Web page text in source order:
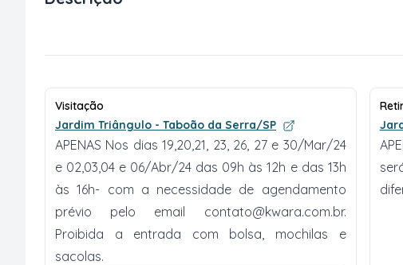
Visitação
Jardim Triângulo - Taboão da Serra/SP
APENAS Nos dias 19,20,21, 23, 26, 27 e 30/Mar/24
e 02,03,04 e 06/Abr/24 das 09h às 12h e das 13h
às 16h- com a necessidade de agendamento
prévio pelo email contato@kwara.com.br.
Proibida a entrada com bolsa, mochilas e
sacolas.